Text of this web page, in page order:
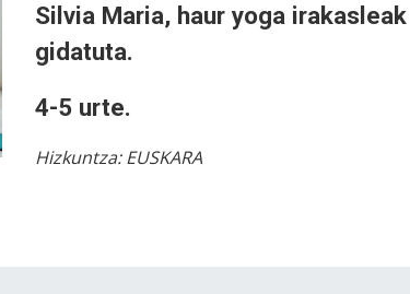
Silvia Maria, haur yoga irakasleak
gidatuta.
4-5 urte.
Hizkuntza:EUSKARA